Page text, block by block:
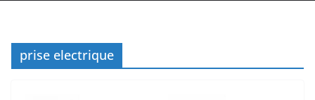
prise electrique